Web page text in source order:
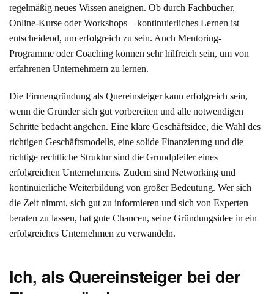
regelmäßig neues Wissen aneignen. Ob durch Fachbücher,
Online-Kurse oder Workshops – kontinuierliches Lernen ist
entscheidend, um erfolgreich zu sein. Auch Mentoring-
Programme oder Coaching können sehr hilfreich sein, um von
erfahrenen Unternehmern zu lernen.
Die Firmengründung als Quereinsteiger kann erfolgreich sein,
wenn die Gründer sich gut vorbereiten und alle notwendigen
Schritte bedacht angehen. Eine klare Geschäftsidee, die Wahl des
richtigen Geschäftsmodells, eine solide Finanzierung und die
richtige rechtliche Struktur sind die Grundpfeiler eines
erfolgreichen Unternehmens. Zudem sind Networking und
kontinuierliche Weiterbildung von großer Bedeutung. Wer sich
die Zeit nimmt, sich gut zu informieren und sich von Experten
beraten zu lassen, hat gute Chancen, seine Gründungsidee in ein
erfolgreiches Unternehmen zu verwandeln.
Ich, als Quereinsteiger bei der